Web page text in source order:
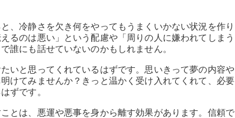
、冷静さを欠き何をやってもうまくいかない状況を作り
るのは悪い」という配慮や「周りの人に嫌われてしまう
誰にも話せていないのかもしれません。
いと思ってくれているはずです。思いきって夢の内容や
けてみませんか？きっと温かく受け入れてくれて、必要
ずです。
とは、悪運や悪事を身から離す効果があります。信頼で